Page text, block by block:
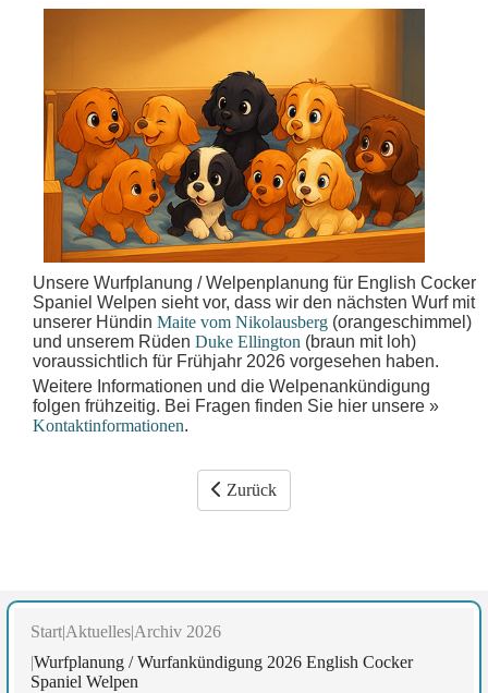
Unsere Wurfplanung / Welpenplanung für English Cocker
Spaniel Welpen sieht vor, dass wir den nächsten Wurf mit
unserer Hündin Maite vom Nikolausberg (orangeschimmel)
und unserem Rüden Duke Ellington (braun mit loh)
voraussichtlich für Frühjahr 2026 vorgesehen haben.
Weitere Informationen und die Welpenankündigung
folgen frühzeitig. Bei Fragen finden Sie hier unsere »
Kontaktinformationen.
Vorheriger Beitrag: English Cocker
Zurück
Start Aktuelles Archiv 2026
Wurfplanung / Wurfankündigung 2026 English Cocker
Spaniel Welpen